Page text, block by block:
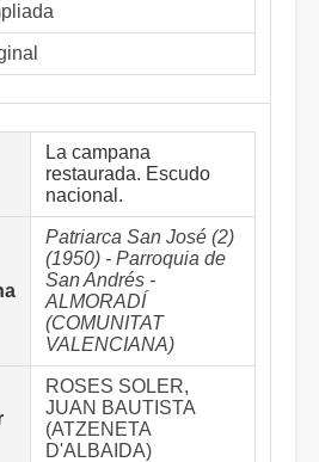
La campana
restaurada. Escudo
nacional.
Patriarca San José (2)
(1950) - Parroquia de
San Andrés -
ALMORADÍ
(COMUNITAT
VALENCIANA)
ROSES SOLER,
JUAN BAUTISTA
(ATZENETA
D'ALBAIDA)